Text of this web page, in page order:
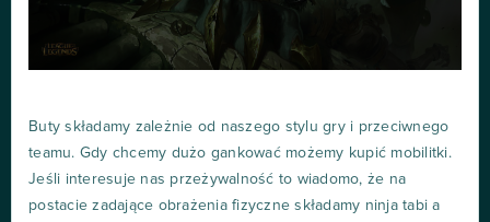
Buty składamy zależnie od naszego stylu gry i przeciwnego
teamu. Gdy chcemy dużo gankować możemy kupić mobilitki.
Jeśli interesuje nas przeżywalność to wiadomo, że na
postacie zadające obrażenia fizyczne składamy ninja tabi a